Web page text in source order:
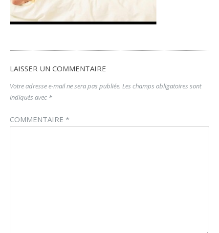
LAISSER UN COMMENTAIRE
Votre adresse e-mail ne sera pas publiée. Les champs obligatoires sont
indiqués avec *
COMMENTAIRE *